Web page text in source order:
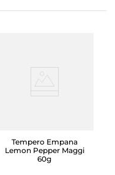
Tempero Empana
Lemon Pepper Maggi
60g